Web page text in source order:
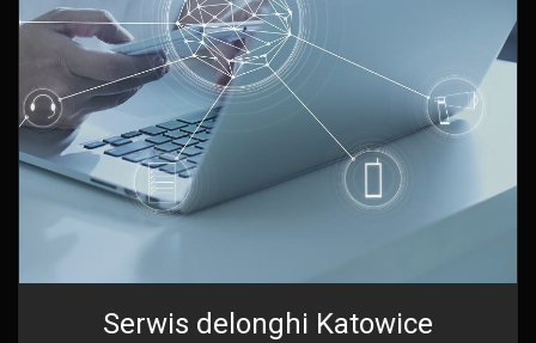
Serwis delonghi Katowice